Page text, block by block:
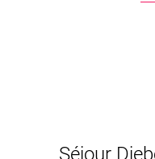
Séjour